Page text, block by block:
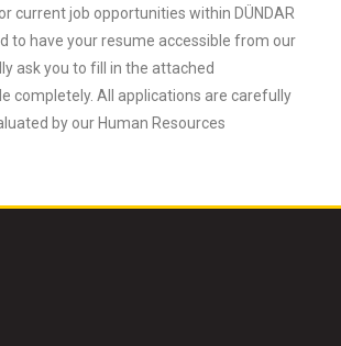
current job opportunities within DÜNDAR
to have your resume accessible from our
ask you to fill in the attached
completely. All applications are carefully
by our Human Resources